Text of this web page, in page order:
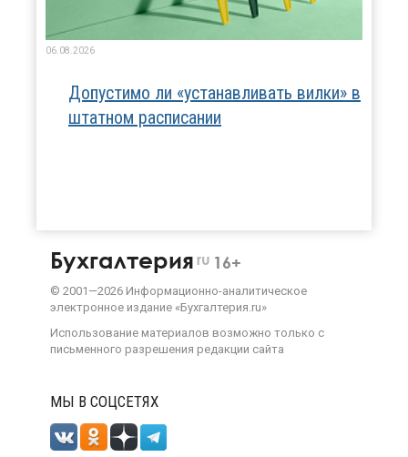
06.08.2026
Допустимо ли «устанавливать вилки» в
штатном расписании
Бухгалтерия ru 16+
© 2001—2026 Информационно-аналитическое
электронное издание «Бухгалтерия.ru»
Использование материалов возможно только с
письменного разрешения редакции сайта
МЫ В СОЦСЕТЯХ